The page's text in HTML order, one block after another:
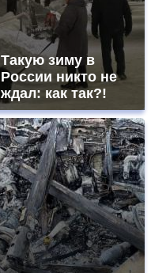
Такую зиму в
России никто не
ждал: как так?!